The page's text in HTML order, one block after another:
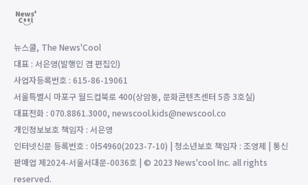
뉴스쿨, The News'Cool
대표 : 서은영(발행인 겸 편집인)
사업자등록번호 : 615-86-19061
서울특별시 마포구 월드컵북로 400(상암동, 문화콘텐츠센터 5층 3호실)
대표전화 : 070.8861.3000, newscool.kids@newscool.co
개인정보보호 책임자 : 서은영
인터넷신문 등록번호 : 아54960(2023-7-10) | 청소년보호 책임자 : 조영제 | 통신
판매업 제2024-서울서대문-0036호 | © 2023 News'cool Inc. all rights
reserved.